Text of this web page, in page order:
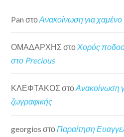
Pan στοΑνακοίνωση για
ΟΜΑΔΑΡΧΗΣ στοΧορός
στο Precious
ΚΛΕΦΤΑΚΟΣ στοΑνακοίνωση
ζωγραφικής
georgios στοΠαραίτηση